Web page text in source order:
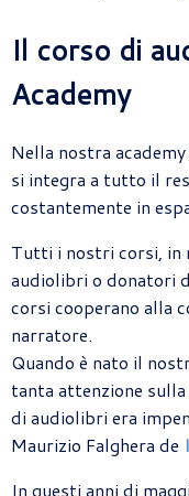
Il corso di
Academy
Nella nostra
si integra a tutto il
costantemente in
Tutti i nostri corsi, in
audiolibri o donatori
corsi cooperano alla
narratore.
Quando è nato il
tanta attenzione
di audiolibri era
Maurizio Falghera de
In questi anni di